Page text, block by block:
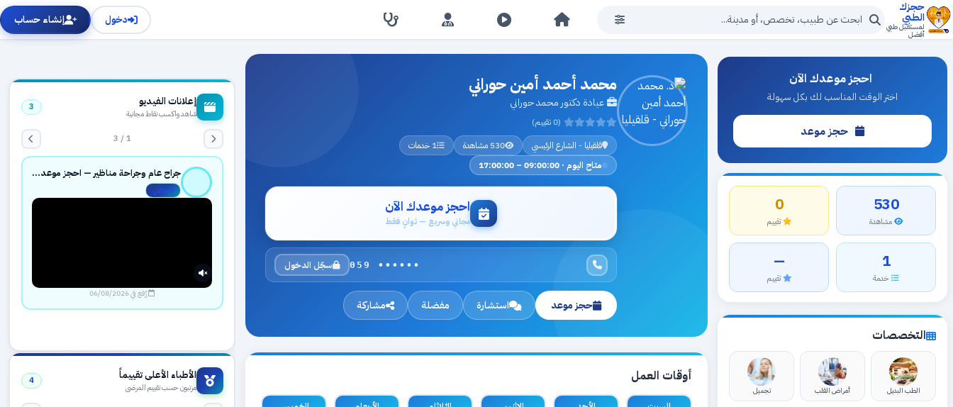
حجزك
الطبي
لمستقبل طبي
أفضل
دخول إنشاء حساب
احجز موعدك الآن
اختر الوقت المناسب لك بكل سهولة
حجز موعد
530
مشاهدة
0
تقييم
1
خدمة
—
تقييم
التخصصات
الطب البديل أمراض القلب تجميل
محمد أحمد أمين حوراني
عيادة دكتور محمد حوراني
(0 تقييم)
قلقيليا - الشارع الرئيسي
530 مشاهدة
1 خدمات
متاح اليوم · 09:00:00 – 17:00:00
احجز موعدك الآن
مجاني وسريع — ثوانٍ فقط
059 •••••• سجّل الدخول
حجز موعد استشارة مفضلة مشاركة
أوقات العمل
إعلانات الفيديو 3
1 / 3
جراح عام وجراحة مناظير — احجز موعدك بثقة عبر حجزك الطبي
الأطباء الأعلى تقييماً 4
1 / 4